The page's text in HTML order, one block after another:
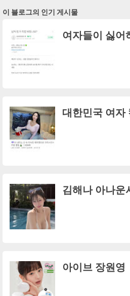
이 블로그의 인기 게시물
여자들이 싫어
대한민국 여자
김해나 아나운
아이브 장원영